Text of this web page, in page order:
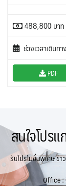
TJK ทาจิกิสถาน
ARE ดูไบ, UAE
YEM เยเมน 0
ตะวันออกกลาง
POL โปแลนด์
SVN สโลวิเนีย
TUR ตุรเคีย 13
ร์ก (BENELUX) 1
อิตาลี สวิส ฝรั่
488,800 บาท
ช่วงเวลาเดิน
PDF
สนใจโปร
รับโปรโมชั่นพิเศษ ข่า
Office :